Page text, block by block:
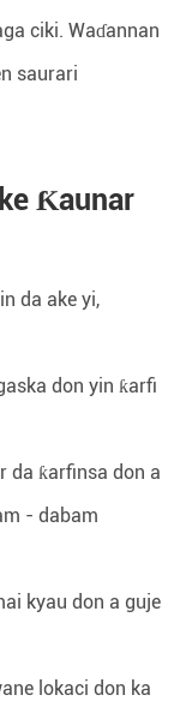
ciki. Waɗannan
saurari
Ƙaunar
da ake yi,
don yin ƙarfi
da ƙarfinsa don a
- dabam
kyau don a guje
lokaci don ka